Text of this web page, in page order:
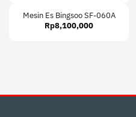
Mesin Es Bingsoo SF-060A
Rp8,100,000